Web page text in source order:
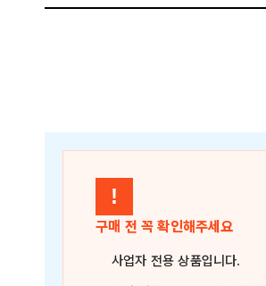
!
구매 전 꼭 확인해주세요
사업자 전용 상품입니다.